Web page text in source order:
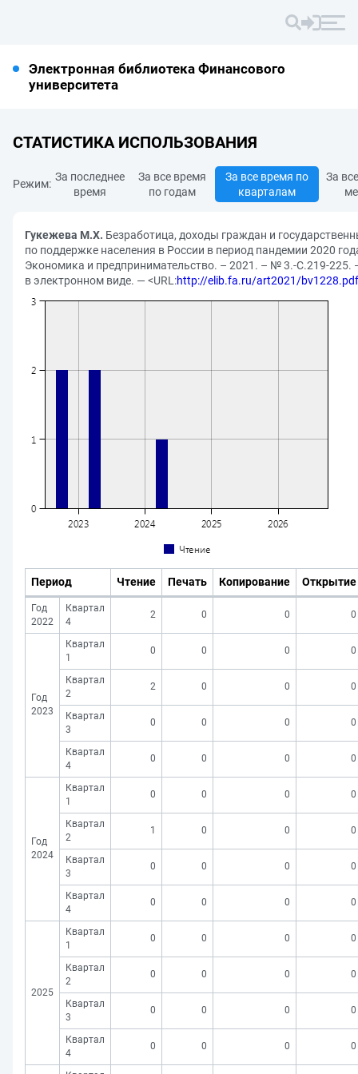
Электронная библиотека Финансового
университета
СТАТИСТИКА ИСПОЛЬЗОВАНИЯ
Режим:
За последнее
время
За все время
по годам
За все время по
кварталам
За
Гукежева М.Х. Безработица, доходы граждан и
по поддержке населения в России в период пандемии 2020
Экономика и предпринимательство. – 2021. – № 3.-С.219-225.
в электронном виде. — <URL:http://elib.fa.ru/art2021/bv1228.pdf
Период Чтение Печать Копирование Открытие
Год
2022
Квартал
4
2 0 0 0
Год
2023
Квартал
1
0 0 0 0
Квартал
2
2 0 0 0
Квартал
3
0 0 0 0
Квартал
4
0 0 0 0
Год
2024
Квартал
1
0 0 0 0
Квартал
2
1 0 0 0
Квартал
3
0 0 0 0
Квартал
4
0 0 0 0
2025
Квартал
1
0 0 0 0
Квартал
2
0 0 0 0
Квартал
3
0 0 0 0
Квартал
4
0 0 0 0